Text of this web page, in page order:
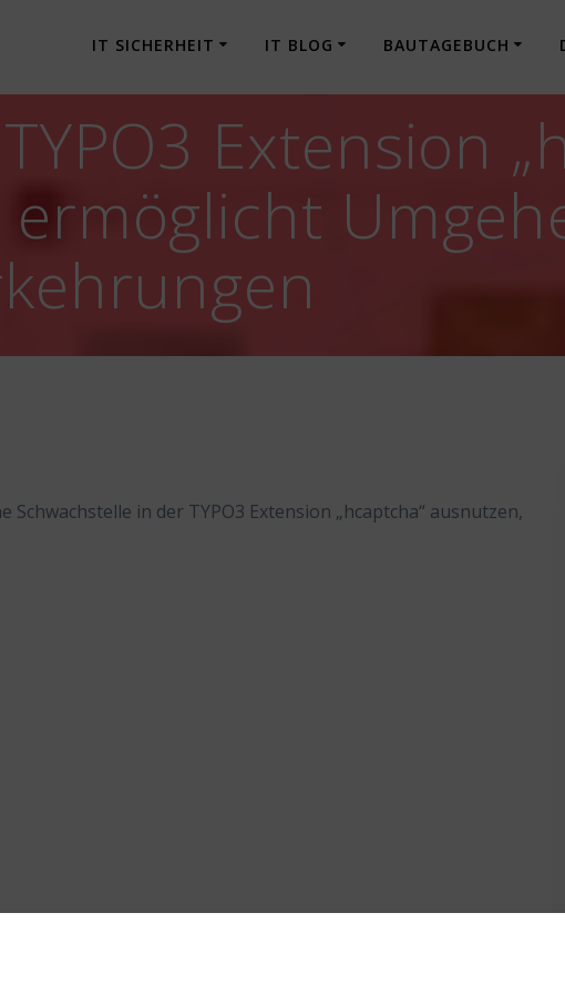
IT SICHERHEIT IT BLOG BAUTAGEBUCH
Extension
in der TYPO3 Extension „hcaptcha“ ausnutzen,